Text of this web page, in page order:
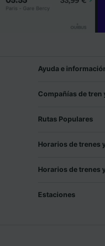
Ayuda e
Compañías de tren
Rutas Populares
Horarios de trenes
Horarios de trenes
Estaciones